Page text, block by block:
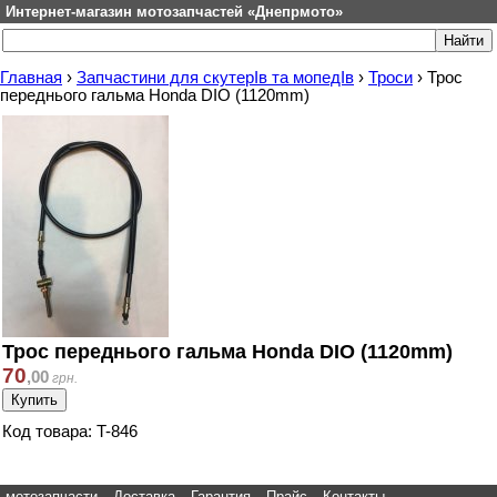
Интернет-магазин мотозапчастей «Днепрмото»
Главная › Запчастини для скутерІв та мопедІв › Троси › Трос
переднього гальма Honda DIO (1120mm)
Трос переднього гальма Honda DIO (1120mm)
70,00 грн.
Код товара: T-846